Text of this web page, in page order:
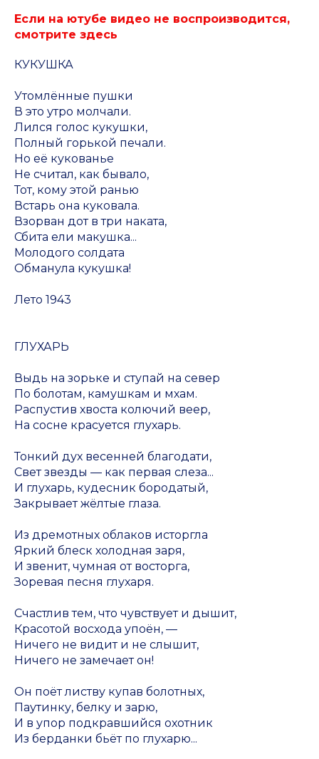
Если на ютубе видео не воспроизводится,
смотрите здесь
КУКУШКА
Утомлённые пушки
В это утро молчали.
Лился голос кукушки,
Полный горькой печали.
Но её кукованье
Не считал, как бывало,
Тот, кому этой ранью
Встарь она куковала.
Взорван дот в три наката,
Сбита ели макушка...
Молодого солдата
Обманула кукушка!
Лето 1943
ГЛУХАРЬ
Выдь на зорьке и ступай на север
По болотам, камушкам и мхам.
Распустив хвоста колючий веер,
На сосне красуется глухарь.
Тонкий дух весенней благодати,
Свет звезды — как первая слеза...
И глухарь, кудесник бородатый,
Закрывает жёлтые глаза.
Из дремотных облаков исторгла
Яркий блеск холодная заря,
И звенит, чумная от восторга,
Зоревая песня глухаря.
Счастлив тем, что чувствует и дышит,
Красотой восхода упоён, —
Ничего не видит и не слышит,
Ничего не замечает он!
Он поёт листву купав болотных,
Паутинку, белку и зарю,
И в упор подкравшийся охотник
Из берданки бьёт по глухарю...